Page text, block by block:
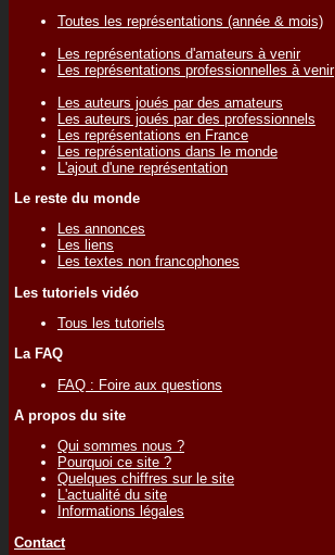
Toutes les représentations (année & mois)
Les représentations d'amateurs à venir
Les représentations professionnelles à venir
Les auteurs joués par des amateurs
Les auteurs joués par des professionnels
Les représentations en France
Les représentations dans le monde
L'ajout d'une représentation
Le reste du monde
Les annonces
Les liens
Les textes non francophones
Les tutoriels vidéo
Tous les tutoriels
La FAQ
FAQ : Foire aux questions
A propos du site
Qui sommes nous ?
Pourquoi ce site ?
Quelques chiffres sur le site
L'actualité du site
Informations légales
Contact